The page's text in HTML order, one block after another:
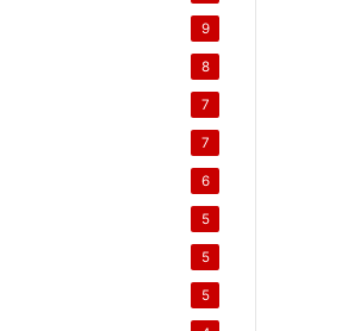
9
8
7
7
6
5
5
5